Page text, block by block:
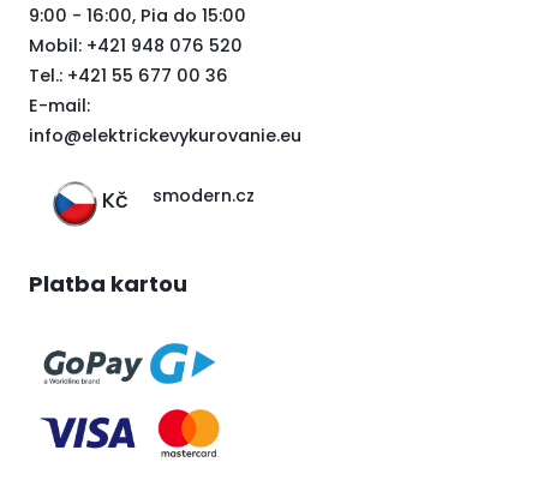
9:00 - 16:00, Pia do 15:00
Mobil: +421 948 076 520
Tel.: +421 55 677 00 36
E-mail:
info@elektrickevykurovanie.eu
Kč smodern.cz
Platba kartou